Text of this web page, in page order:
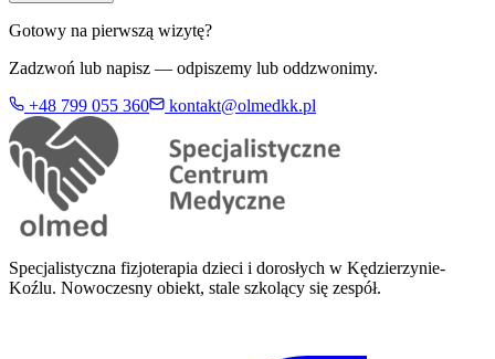
Gotowy na pierwszą wizytę?
Zadzwoń lub napisz — odpiszemy lub oddzwonimy.
+48 799 055 360
kontakt@olmedkk.pl
Specjalistyczna fizjoterapia dzieci i dorosłych w Kędzierzynie-
Koźlu. Nowoczesny obiekt, stale szkolący się zespół.